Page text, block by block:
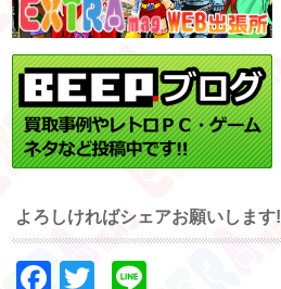
よろしければシェアお願いします!
Facebook
Twitter